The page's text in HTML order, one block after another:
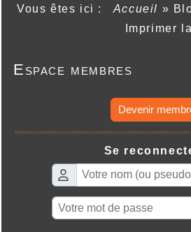
Vous êtes ici : Accueil »
Imprimer
Espace membres
Devenir
Se